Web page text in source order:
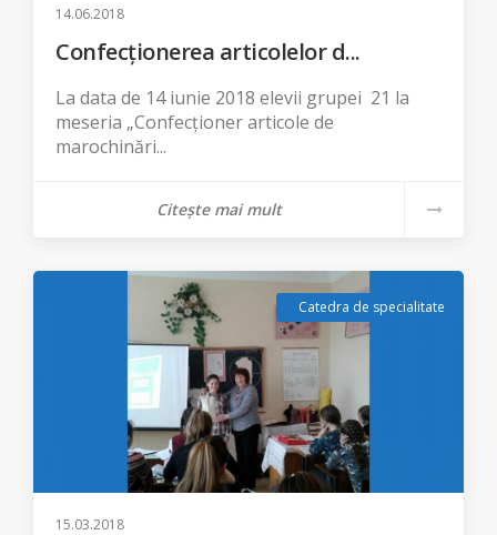
14.06.2018
Confecționerea articolelor d...
La data de 14 iunie 2018 elevii grupei 21 la
meseria „Confecționer articole de
marochinări...
Citește mai mult
Catedra de specialitate
15.03.2018